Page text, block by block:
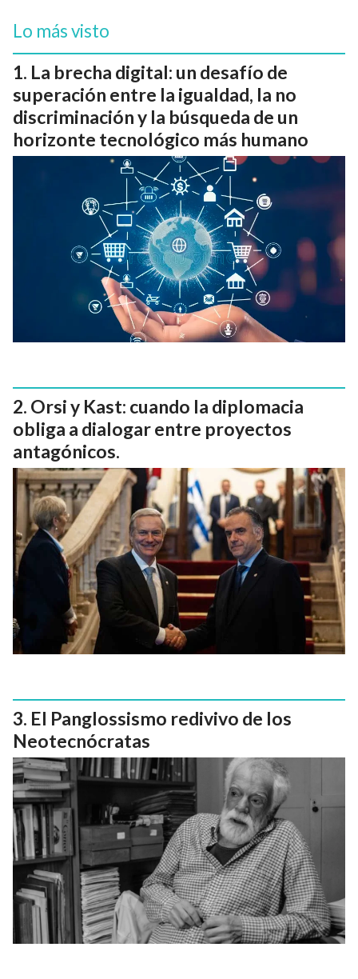
Lo más visto
La brecha digital: un desafío de
superación entre la igualdad, la no
discriminación y la búsqueda de un
horizonte tecnológico más humano
Orsi y Kast: cuando la diplomacia
obliga a dialogar entre proyectos
antagónicos.
El Panglossismo redivivo de los
Neotecnócratas